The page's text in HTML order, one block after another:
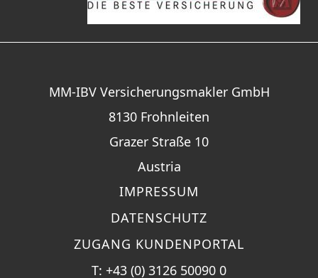
MM-IBV Versicherungsmakler GmbH
8130 Frohnleiten
Grazer Straße 10
Austria
IMPRESSUM
DATENSCHUTZ
ZUGANG KUNDENPORTAL
T: +43 (0) 3126 50090 0